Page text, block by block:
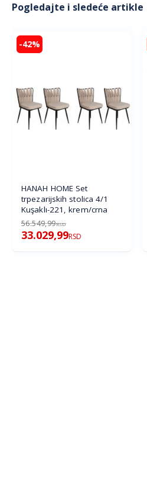
Pogledajte i sledeće artikle
-42%
HANAH HOME Set
trpezarijskih stolica 4/1
Kuşaklı-221, krem/crna
56.549,99RSD
33.029,99RSD